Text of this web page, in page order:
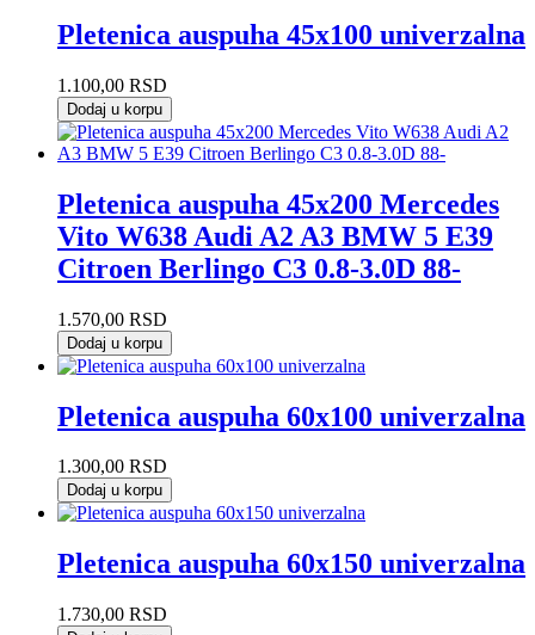
Pletenica auspuha 45x100 univerzalna
1.100,00 RSD
Dodaj u korpu
Pletenica auspuha 45x200 Mercedes
Vito W638 Audi A2 A3 BMW 5 E39
Citroen Berlingo C3 0.8-3.0D 88-
1.570,00 RSD
Dodaj u korpu
Pletenica auspuha 60x100 univerzalna
1.300,00 RSD
Dodaj u korpu
Pletenica auspuha 60x150 univerzalna
1.730,00 RSD